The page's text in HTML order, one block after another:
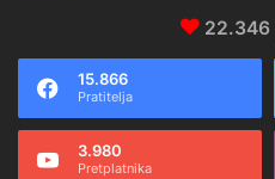
22.346
15.866
Pratitelja
3.980
Pretplatnika